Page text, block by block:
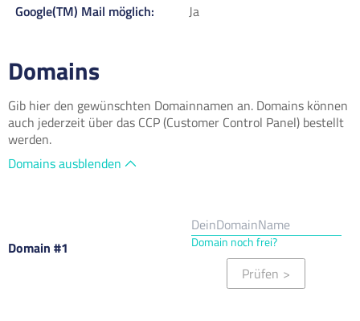
Google(TM) Mail möglich
Ja
Domains
Gib hier den gewünschten Domainnamen an. Domains können
auch jederzeit über das CCP (Customer Control Panel) bestellt
werden.
Domains ausblenden
Domain #1 Domain noch frei?
Prüfen >